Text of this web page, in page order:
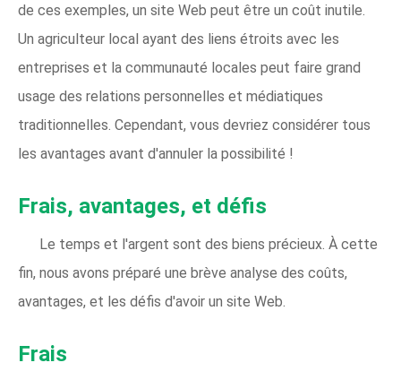
de ces exemples, un site Web peut être un coût inutile.
Un agriculteur local ayant des liens étroits avec les
entreprises et la communauté locales peut faire grand
usage des relations personnelles et médiatiques
traditionnelles. Cependant, vous devriez considérer tous
les avantages avant d'annuler la possibilité !
Frais, avantages, et défis
Le temps et l'argent sont des biens précieux. À cette
fin, nous avons préparé une brève analyse des coûts,
avantages, et les défis d'avoir un site Web.
Frais